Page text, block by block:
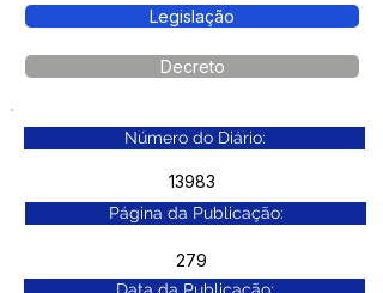
Legislação
Decreto
Número do Diário:
13983
Página da Publicação:
279